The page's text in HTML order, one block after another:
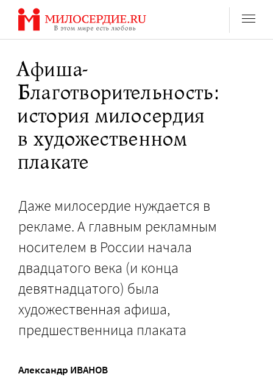
Перейти
содержанию
Афиша-
Благотворительность:
история милосердия
в художественном
плакате
Даже милосердие нуждается в
рекламе. А главным рекламным
носителем в России начала
двадцатого века (и конца
девятнадцатого) была
художественная афиша,
предшественница плаката
Александр ИВАНОВ